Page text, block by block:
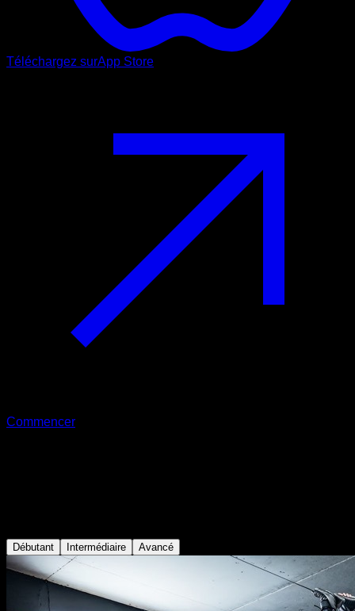
Téléchargez surApp Store
Commencer
Débutant Intermédiaire Avancé